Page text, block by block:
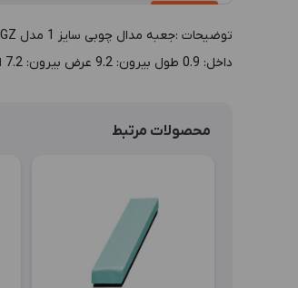
داخل: 0.9 طول بيرون: 9.2 عرض بيرون: 7.2 ارتفاع بيرون: 3.3 رنگ داخل: مشکی رنگ بيرون: سبز پوشش داخل: چرم مصنوعی پوشش بيرون: چوب MDF رنگی جنس بدنه: چوب
محصولات مرتبط